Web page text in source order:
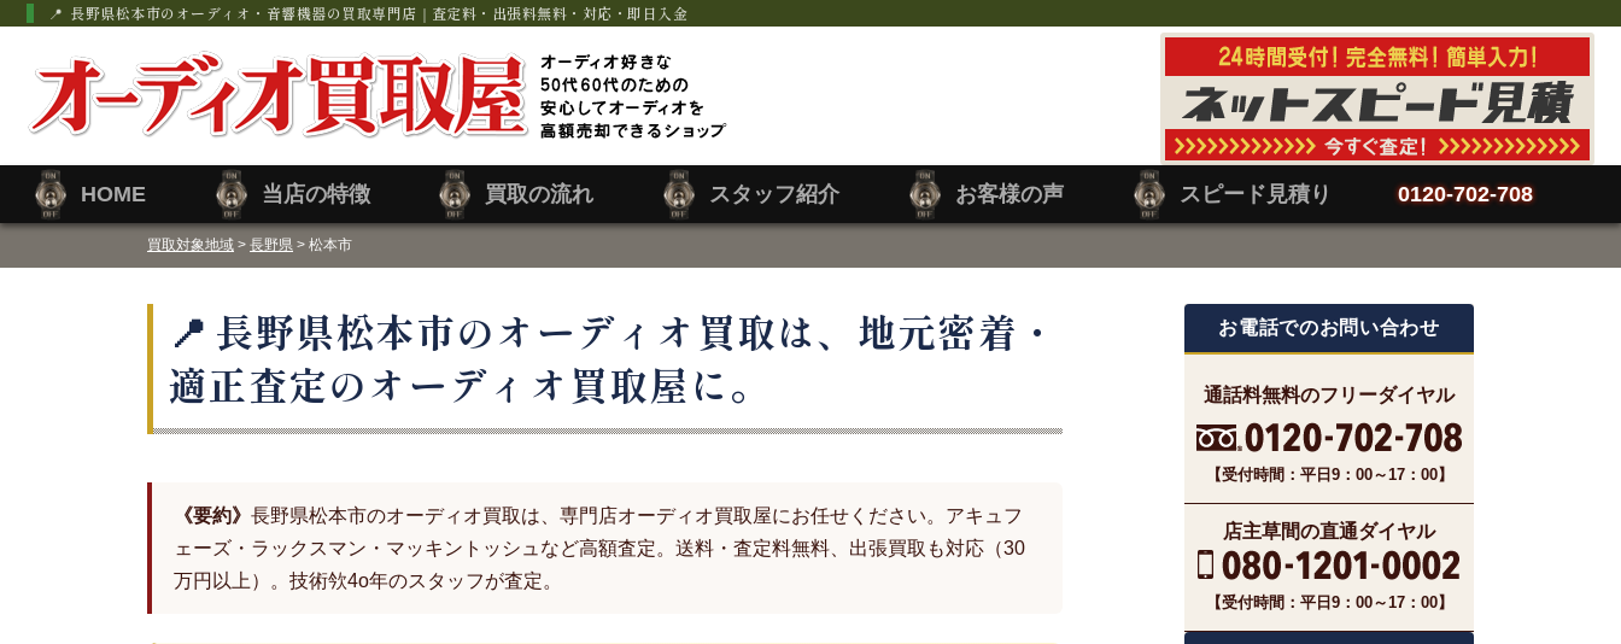
長野県松本市のオーディオ・音響機器の買取専門店｜査定料・出張料無料・対応・即日入金
HOME 当店の特徴 買取の流れ スタッフ紹介 お客様の声 スピード見積り 0120-702-708
買取対象地域 > 長野県 > 松本市
長野県松本市のオーディオ買取は、地元密着・
適正査定のオーディオ買取屋に。
《要約》 長野県松本市のオーディオ買取は、専門店オーディオ買取屋にお任せください。アキュフ
ェーズ・ラックスマン・マッキントッシュなど高額査定。送料・査定料無料、出張買取も対応（30
万円以上）。技術欦4o年のスタッフが査定。
お電話でのお問い合わせ
通話料無料のフリーダイヤル
【受付時間：平日9：00～17：00】
店主草間の直通ダイヤル
【受付時間：平日9：00～17：00】